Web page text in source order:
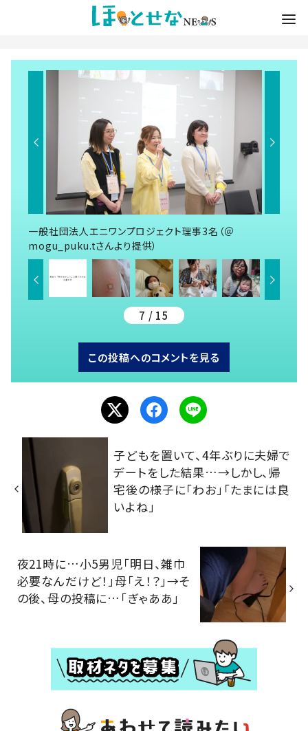
一般社団法人エニワンプロジェクト理事3名（＠
mogu_puku.tさんより提供）
7 / 15
この投稿へのコメントを見る
子どもを置いて、4年ぶりに夫婦で
デートをした結果…→しかし、帰
宅後の様子に「わお」「たまには良
いよね」
夜21時に…小5男児「明日、雑巾
必要なんだけど！」母「え！？」→そ
の後、母の投稿に…「ぎゃああ」